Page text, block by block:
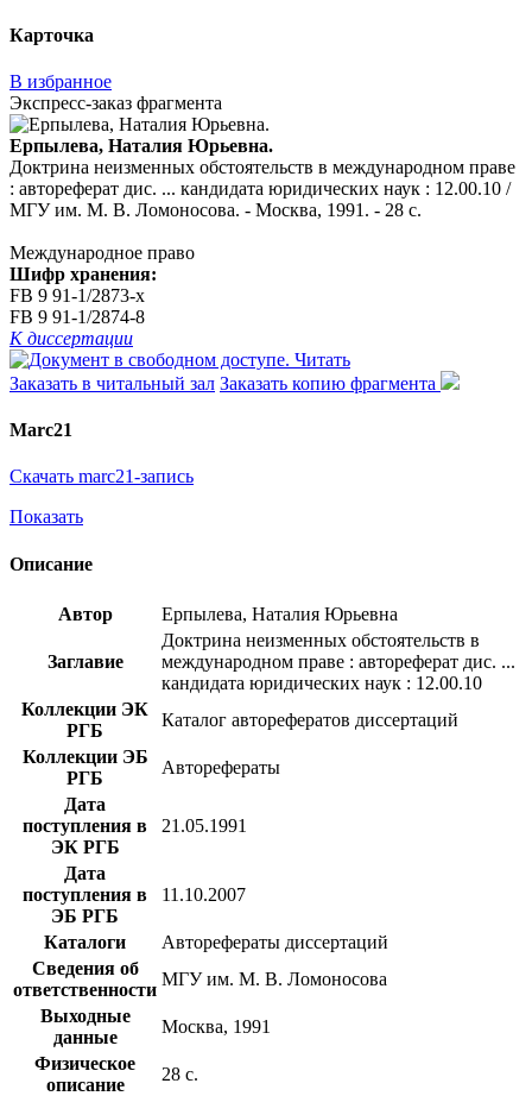
Карточка
В избранное
Экспресс-заказ фрагмента
Ерпылева, Наталия Юрьевна.
Доктрина неизменных обстоятельств в международном праве
: автореферат дис. ... кандидата юридических наук : 12.00.10 /
МГУ им. М. В. Ломоносова. - Москва, 1991. - 28 с.
Международное право
Шифр хранения:
FB 9 91-1/2873-x
FB 9 91-1/2874-8
К диссертации
Читать
Заказать в читальный зал Заказать копию фрагмента
Marc21
Скачать marc21-запись
Показать
Описание
Автор Ерпылева, Наталия Юрьевна
Заглавие
Доктрина неизменных обстоятельств в
международном праве : автореферат дис. ...
кандидата юридических наук : 12.00.10
Коллекции ЭК
РГБ
Каталог авторефератов диссертаций
Коллекции ЭБ
РГБ
Авторефераты
Дата
поступления в
ЭК РГБ
21.05.1991
Дата
поступления в
ЭБ РГБ
11.10.2007
Каталоги
Авторефераты диссертаций
Сведения об
ответственности
МГУ им. М. В. Ломоносова
Выходные
данные
Москва, 1991
Физическое
описание
28 с.